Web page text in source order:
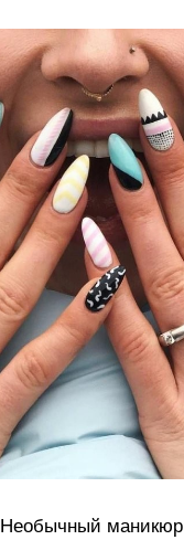
Необычный маникюр